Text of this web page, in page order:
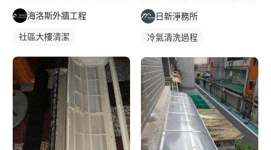
海洛斯外牆工程
社區大樓清潔
日新淨務所
冷氣清洗過程